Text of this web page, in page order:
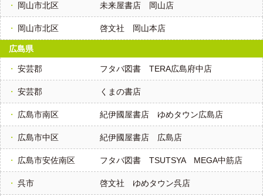
岡山市北区 未来屋書店 岡山店
岡山市北区 啓文社 岡山本店
広島県
安芸郡 フタバ図書 TERA広島府中店
安芸郡 くまの書店
広島市南区 紀伊國屋書店 ゆめタウン広島店
広島市中区 紀伊國屋書店 広島店
広島市安佐南区 フタバ図書 TSUTSYA MEGA中筋店
呉市 啓文社 ゆめタウン呉店